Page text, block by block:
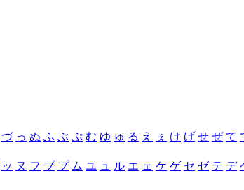
づ っ ぬ ふ ぶ ぷ む ゆ ゅ る え ぇ け げ せ ぜ て
ッ ヌ フ ブ プ ム ユ ュ ル エ ェ ケ ゲ セ ゼ テ デ